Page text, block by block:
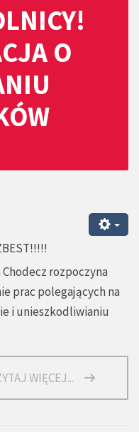
O
rozpoczyna
prac polegających na
i unieszkodliwianiu
WIĘCEJ...